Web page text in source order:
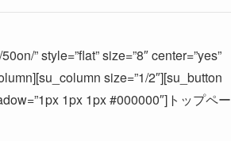
” style=”flat” size=”8″ center=”yes”
size=”1/2″][su_button
1px 1px #000000″]トップペー